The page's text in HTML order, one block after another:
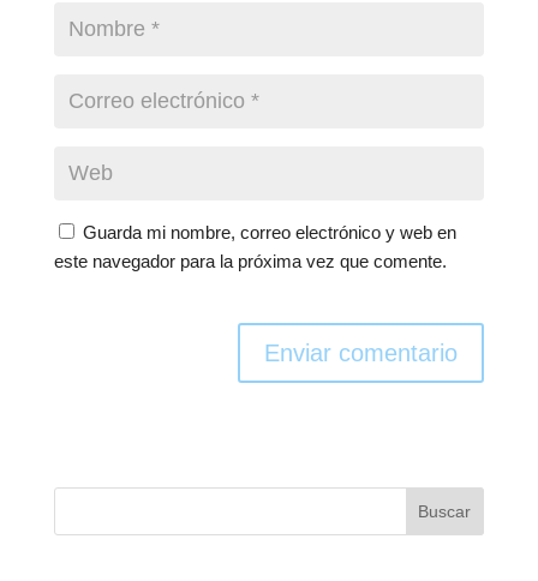
Guarda mi nombre, correo electrónico y web en
este navegador para la próxima vez que comente.
Enviar comentario